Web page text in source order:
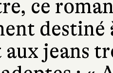
ce
destiné
aux jeans